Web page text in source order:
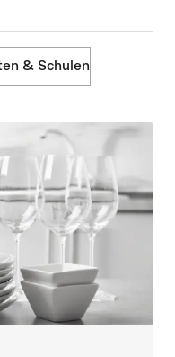
& Schulen